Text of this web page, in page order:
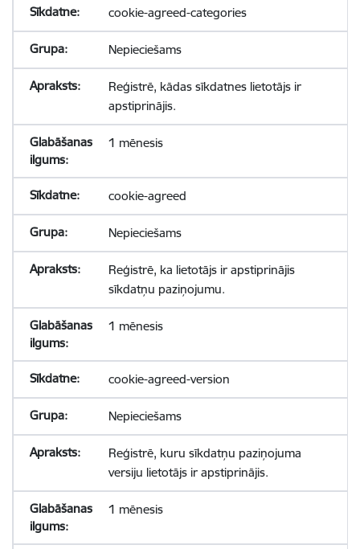
cookie-agreed-categories
Nepieciešams
Reģistrē, kādas sīkdatnes lietotājs ir
apstiprinājis.
1 mēnesis
cookie-agreed
Nepieciešams
Reģistrē, ka lietotājs ir apstiprinājis
sīkdatņu paziņojumu.
1 mēnesis
cookie-agreed-version
Nepieciešams
Reģistrē, kuru sīkdatņu paziņojuma
versiju lietotājs ir apstiprinājis.
1 mēnesis